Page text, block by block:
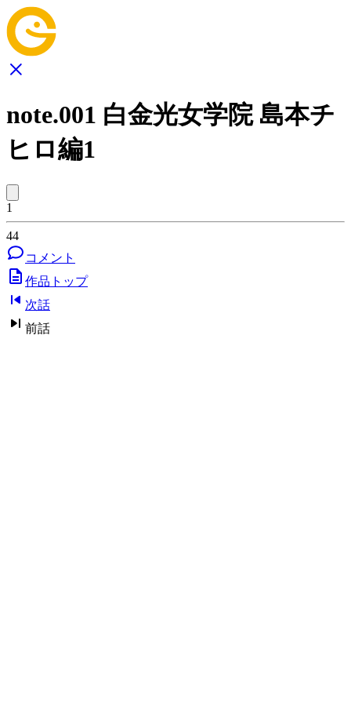
note.001 白金光女学院 島本チ
ヒロ編1
1
44
コメント
作品トップ
次話
前話